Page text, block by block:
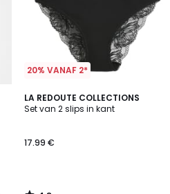
20% VANAF 2*
LA REDOUTE COLLECTIONS
Set van 2 slips in kant
17.99 €
4.8
/ 5